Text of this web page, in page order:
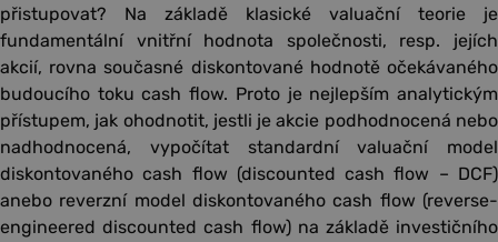
přistupovat? Na základě klasické valuační teorie je
fundamentální vnitřní hodnota společnosti, resp. jejích
akcií, rovna současné diskontované hodnotě očekávaného
budoucího toku cash flow. Proto je nejlepším analytickým
přístupem, jak ohodnotit, jestli je akcie podhodnocená nebo
nadhodnocená, vypočítat standardní valuační model
diskontovaného cash flow (discounted cash flow – DCF)
anebo reverzní model diskontovaného cash flow (reverse-
engineered discounted cash flow) na základě investičního